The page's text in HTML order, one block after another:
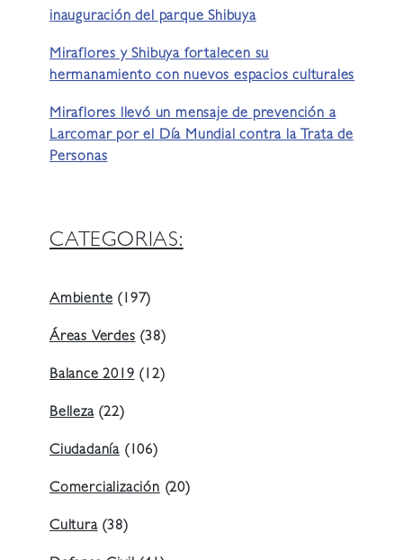
inauguración del parque Shibuya
Miraflores y Shibuya fortalecen su
hermanamiento con nuevos espacios culturales
Miraflores llevó un mensaje de prevención a
Larcomar por el Día Mundial contra la Trata de
Personas
CATEGORIAS:
Ambiente(197)
Áreas Verdes(38)
Balance 2019(12)
Belleza(22)
Ciudadanía (106)
Comercialización(20)
Cultura(38)